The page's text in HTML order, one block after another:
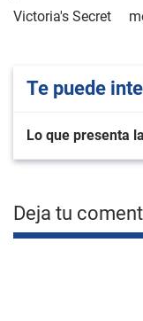
Victoria's Secret
Te puede
Lo que presenta
Deja tu